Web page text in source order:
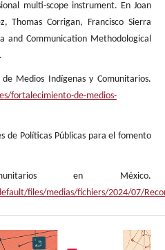
multi-scope instrument. En Joan
Thomas Corrigan, Francisco Sierra
and Communication Methodological
Medios Indígenas y Comunitarios.
fortalecimiento-de-medios-
de Políticas Públicas para el fomento
en México.
files/medias/fichiers/2024/07/